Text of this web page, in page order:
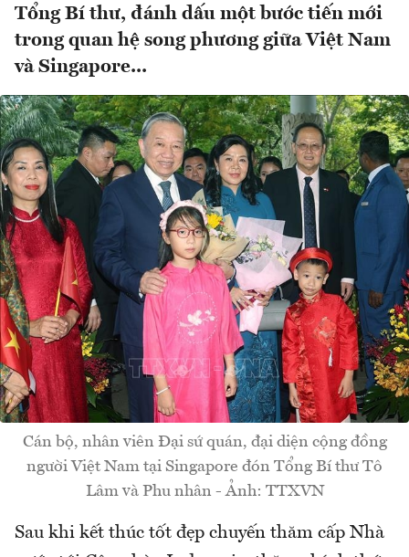
Tổng Bí thư, đánh dấu một bước tiến mới
trong quan hệ song phương giữa Việt Nam
và Singapore...
Cán bộ, nhân viên Đại sứ quán, đại diện cộng đồng
người Việt Nam tại Singapore đón Tổng Bí thư Tô
Lâm và Phu nhân - Ảnh: TTXVN
Sau khi kết thúc tốt đẹp chuyến thăm cấp Nhà